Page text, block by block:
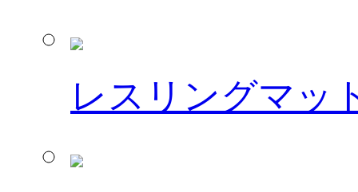
レスリングマッ